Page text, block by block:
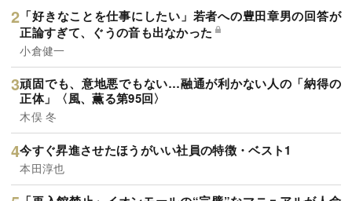
「好きなことを仕事にしたい」若者への豊田章男の回答が
正論すぎて、ぐうの音も出なかった
小倉健一
頑固でも、意地悪でもない…融通が利かない人の「納得の
正体」〈風、薫る第95回〉
木俣 冬
今すぐ昇進させたほうがいい社員の特徴・ベスト1
本田淳也